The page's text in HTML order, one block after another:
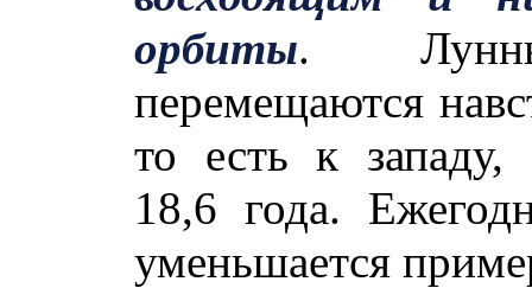
орбиты.
перемещаются
то есть к
18,6 года.
уменьшается